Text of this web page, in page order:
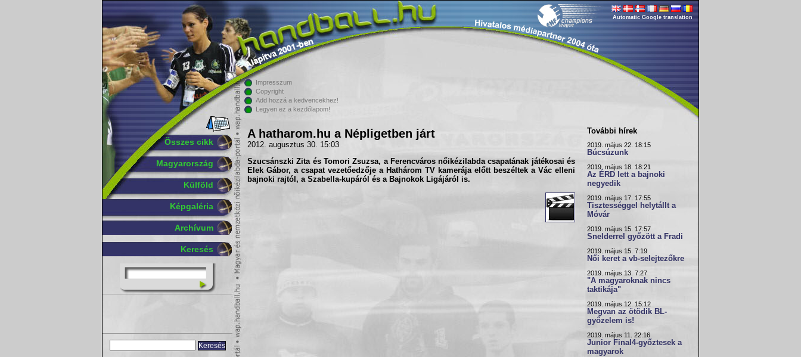
Összes cikk
Magyarország
Külföld
Képgaléria
Archívum
Keresés
Automatic Google translation
Impresszum
Copyright
Add hozzá a kedvencekhez!
Legyen ez a kezdőlapom!
A hatharom.hu a Népligetben járt
2012. augusztus 30. 15:03
Szucsánszki Zitaés Tomori Zsuzsa, a Ferencvárosnőikézilabda csapatának játékosai és
Elek Gábor, a csapat vezetőedzője a Hathárom TV kamerája előtt beszéltek a Vác elleni
bajnoki rajtól, a Szabella-kupáról és a Bajnokok Ligájáról is.
További hírek
2019. május 22. 18:15
Búcsúzunk
2019. május 18. 18:21
Az ÉRD lett a bajnoki
negyedik
2019. május 17. 17:55
Tisztességgel helytállt a
Móvár
2019. május 15. 17:57
Snelderrel győzött a Fradi
2019. május 15. 7:19
Női keret a vb-selejtezőkre
2019. május 13. 7:27
"A magyaroknak nincs
taktikája"
2019. május 12. 15:12
Megvan az ötödik BL-
győzelem is!
2019. május 11. 22:16
Junior Final4-győztesek a
magyarok